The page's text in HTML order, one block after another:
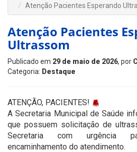
Atenção Pacientes Esperando
Atenção Pacientes
Ultrassom
Publicado em 29 de maio de 2026, por
Categoria: Destaque
ATENÇÃO, PACIENTES!
A Secretaria Municipal de Saúde
que possuem solicitação de
Secretaria com urgência
encaminhamento do atendimento.